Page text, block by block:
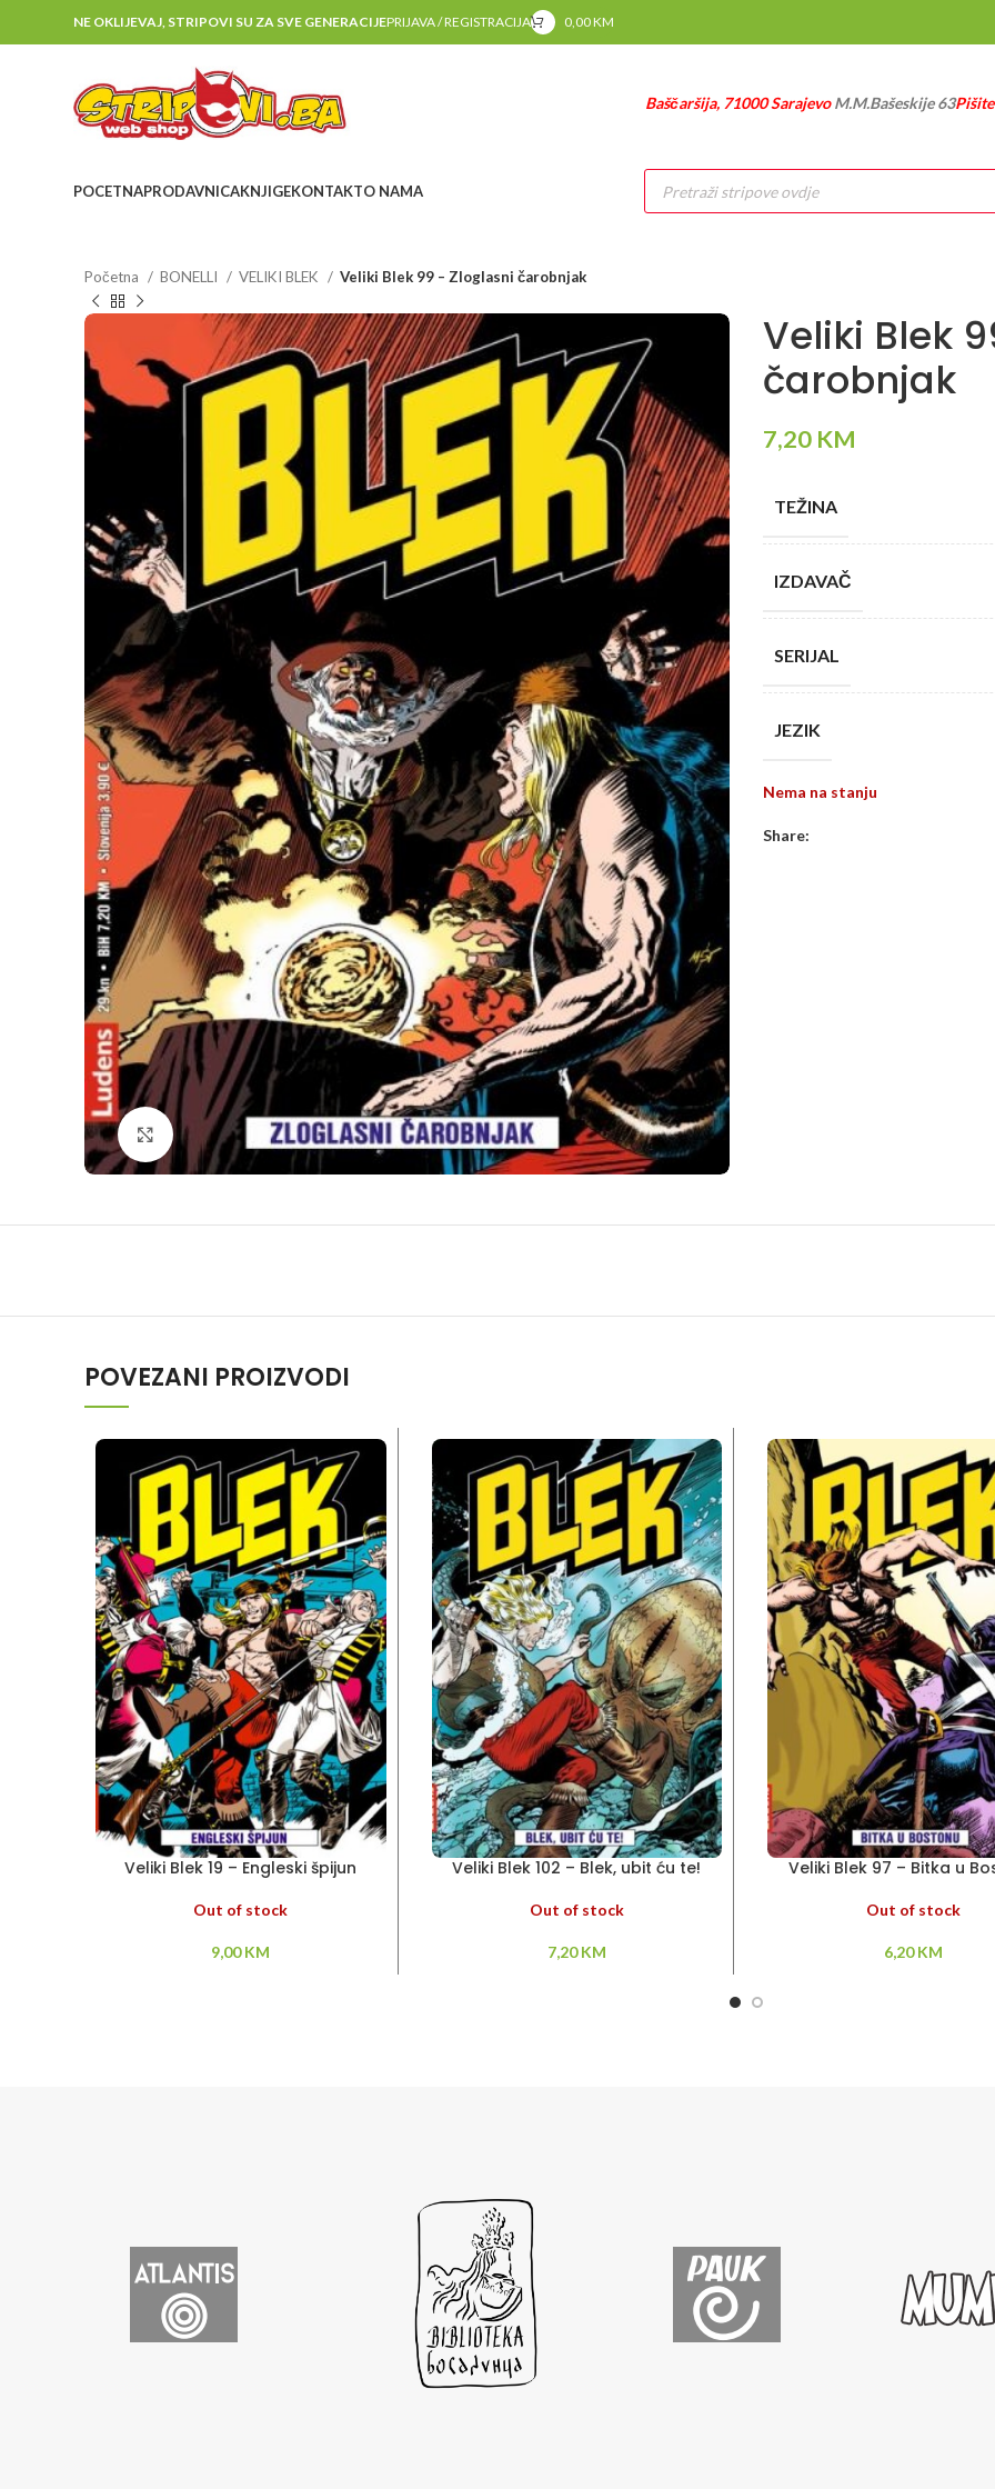
NE OKLIJEVAJ, STRIPOVI SU ZA SVE GENERACIJEPRIJAVA / REGISTRACIJA 0,00KM
Baščaršija, 71000 SarajevoM.M.Bašeskije 63
POCETNAPRODAVNICAKNJIGEKONTAKTO NAMA
Products
search
Početna BONELLI VELIKI BLEK Veliki Blek 99 – Zloglasni čarobnjak
Klikni da povečaš
Veliki Blek
čarobnjak
7,20 KM
TEŽINA
IZDAVAČ
SERIJAL
JEZIK
Nema na stanju
Share:
POVEZANI PROIZVODI
Veliki Blek 19 – Engleski špijun
Out of stock
9,00KM
Veliki Blek 102 – Blek, ubit ću te!
Out of stock
7,20KM
Veliki Blek 97 – Bitka u
Out of stock
6,20KM